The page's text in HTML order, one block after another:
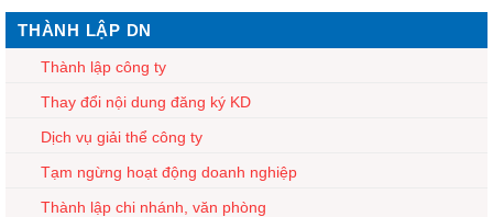
THÀNH LẬP DN
Thành lập công ty
Thay đổi nội dung đăng ký KD
Dịch vụ giải thể công ty
Tạm ngừng hoạt động doanh nghiệp
Thành lập chi nhánh, văn phòng